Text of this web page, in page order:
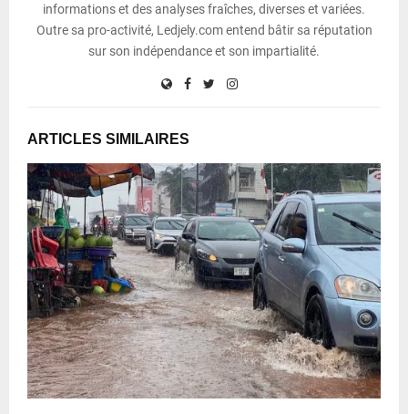
informations et des analyses fraîches, diverses et variées.
Outre sa pro-activité, Ledjely.com entend bâtir sa réputation
sur son indépendance et son impartialité.
ARTICLES SIMILAIRES